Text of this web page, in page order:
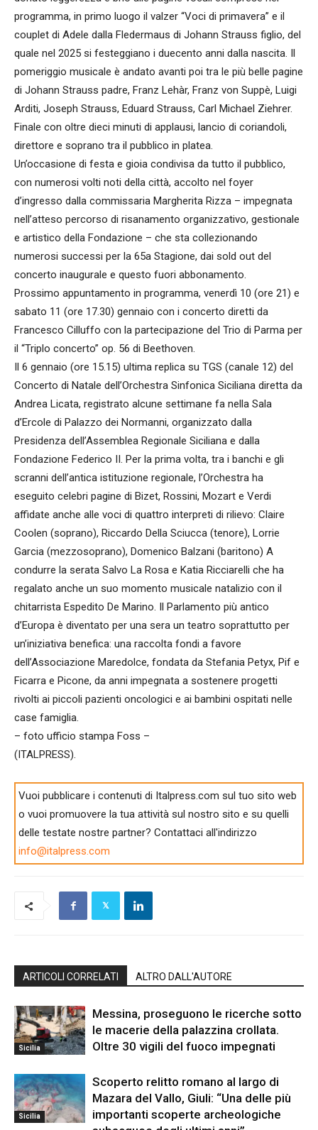
programma, in primo luogo il valzer “Voci di primavera” e il
couplet di Adele dalla Fledermaus di Johann Strauss figlio, del
quale nel 2025 si festeggiano i duecento anni dalla nascita. Il
pomeriggio musicale è andato avanti poi tra le più belle pagine
di Johann Strauss padre, Franz Lehàr, Franz von Suppè, Luigi
Arditi, Joseph Strauss, Eduard Strauss, Carl Michael Ziehrer.
Finale con oltre dieci minuti di applausi, lancio di coriandoli,
direttore e soprano tra il pubblico in platea.
Un’occasione di festa e gioia condivisa da tutto il pubblico,
con numerosi volti noti della città, accolto nel foyer
d’ingresso dalla commissaria Margherita Rizza – impegnata
nell’atteso percorso di risanamento organizzativo, gestionale
e artistico della Fondazione – che sta collezionando
numerosi successi per la 65a Stagione, dai sold out del
concerto inaugurale e questo fuori abbonamento.
Prossimo appuntamento in programma, venerdì 10 (ore 21) e
sabato 11 (ore 17.30) gennaio con i concerto diretti da
Francesco Cilluffo con la partecipazione del Trio di Parma per
il “Triplo concerto” op. 56 di Beethoven.
Il 6 gennaio (ore 15.15) ultima replica su TGS (canale 12) del
Concerto di Natale dell’Orchestra Sinfonica Siciliana diretta da
Andrea Licata, registrato alcune settimane fa nella Sala
d’Ercole di Palazzo dei Normanni, organizzato dalla
Presidenza dell’Assemblea Regionale Siciliana e dalla
Fondazione Federico II. Per la prima volta, tra i banchi e gli
scranni dell’antica istituzione regionale, l’Orchestra ha
eseguito celebri pagine di Bizet, Rossini, Mozart e Verdi
affidate anche alle voci di quattro interpreti di rilievo: Claire
Coolen (soprano), Riccardo Della Sciucca (tenore), Lorrie
Garcia (mezzosoprano), Domenico Balzani (baritono) A
condurre la serata Salvo La Rosa e Katia Ricciarelli che ha
regalato anche un suo momento musicale natalizio con il
chitarrista Espedito De Marino. Il Parlamento più antico
d’Europa è diventato per una sera un teatro soprattutto per
un’iniziativa benefica: una raccolta fondi a favore
dell’Associazione Maredolce, fondata da Stefania Petyx, Pif e
Ficarra e Picone, da anni impegnata a sostenere progetti
rivolti ai piccoli pazienti oncologici e ai bambini ospitati nelle
case famiglia.
– foto ufficio stampa Foss –
(ITALPRESS).
Vuoi pubblicare i contenuti di Italpress.com sul tuo sito web
o vuoi promuovere la tua attività sul nostro sito e su quelli
delle testate nostre partner? Contattaci all'indirizzo
info@italpress.com
ARTICOLI CORRELATI ALTRO DALL'AUTORE
Sicilia
Messina, proseguono le ricerche sotto
le macerie della palazzina crollata.
Oltre 30 vigili del fuoco impegnati
Sicilia
Scoperto relitto romano al largo di
Mazara del Vallo, Giuli: “Una delle più
importanti scoperte archeologiche